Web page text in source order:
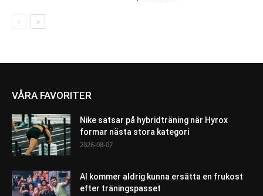
VÅRA FAVORITER
Nike satsar på hybridträning när Hyrox
formar nästa stora kategori
2026-08-07
AI kommer aldrig kunna ersätta en frukost
efter träningspasset